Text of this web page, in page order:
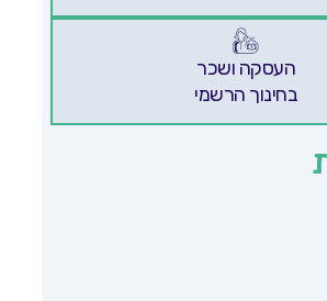
העסקה ושכר
בחינוך הרשמי